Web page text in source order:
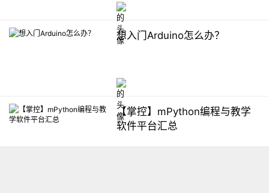
想入门Arduino怎么办？
【掌控】mPython编程与教学
软件平台汇总